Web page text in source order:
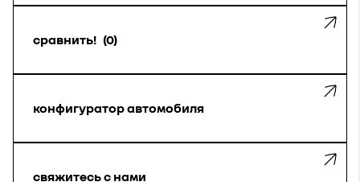
сравнить! 0
конфигуратор автомобиля
свяжитесь с нами